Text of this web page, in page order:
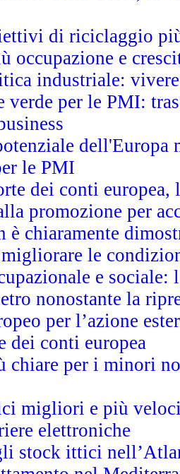
di riciclaggio
occupazione e
industriale:
verde per le PMI:
le PMI
dei conti
promozione per
chiaramente
migliorare le
e
nonostante la
per l’azione
dei conti europea
chiare per i minori
migliori e più
elettroniche
stock ittici